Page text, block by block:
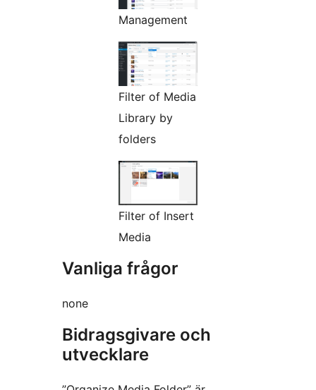
Management
Filter of Media
Library by
folders
Filter of Insert
Media
Vanliga frågor
none
Bidragsgivare och
utvecklare